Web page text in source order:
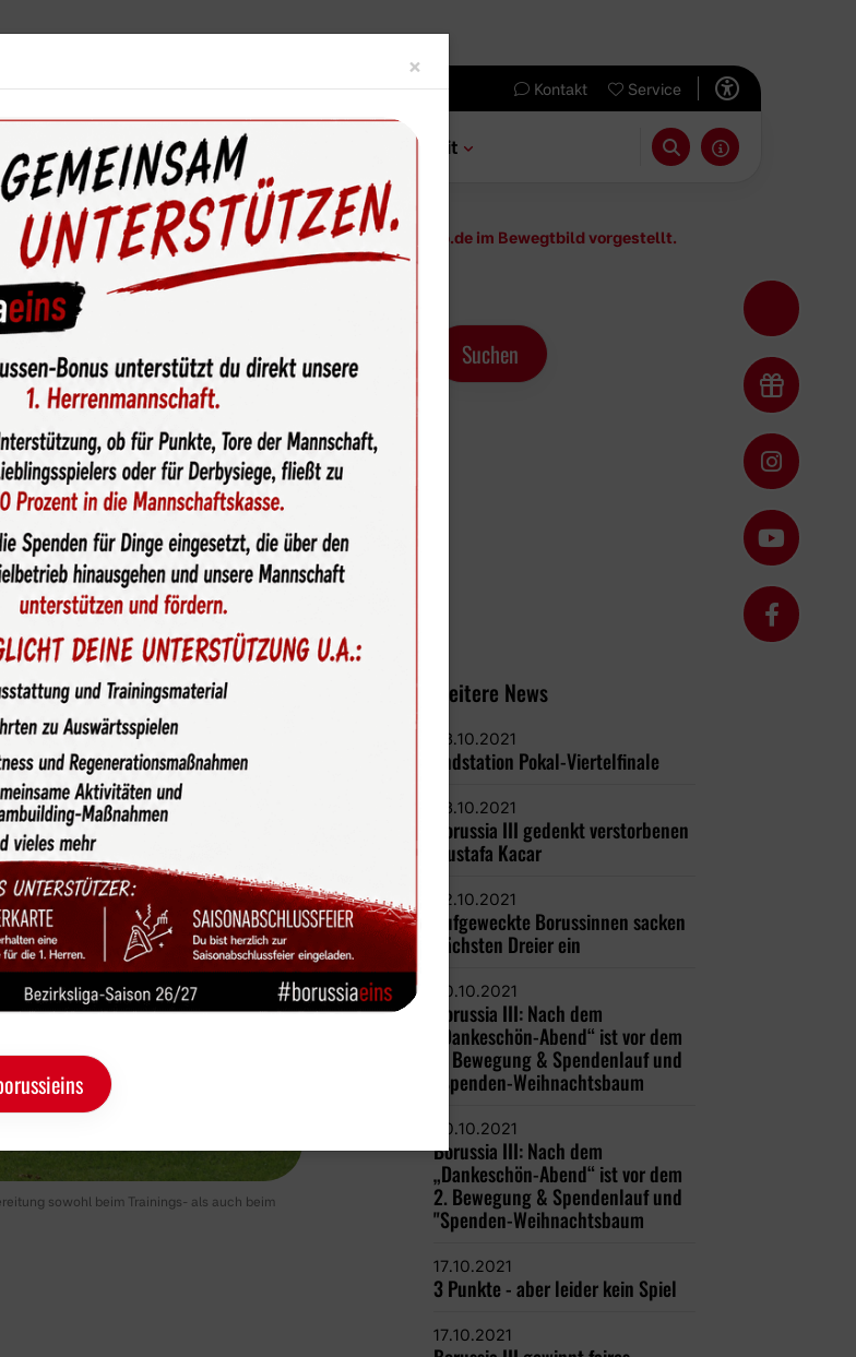
Kontakt Service
Media Service Sponsoren Fun & Freizeit
Trainingsformen von Thomas Klimka werden auf dfb.de im Bewegtbild vorgestellt.
von Thomas
Bewegtbild
sowohl beim Trainings- als auch beim
Weitere News
23.10.2021
Endstation Pokal-Viertelfinale
23.10.2021
Borussia III gedenkt verstorbenen
Mustafa Kacar
22.10.2021
Aufgeweckte Borussinnen sacken
nächsten Dreier ein
20.10.2021
Borussia III: Nach dem
„Dankeschön-Abend“ ist vor dem
2. Bewegung & Spendenlauf und
"Spenden-Weihnachtsbaum
20.10.2021
Borussia III: Nach dem
„Dankeschön-Abend“ ist vor dem
2. Bewegung & Spendenlauf und
"Spenden-Weihnachtsbaum
17.10.2021
3 Punkte - aber leider kein Spiel
17.10.2021
× Close